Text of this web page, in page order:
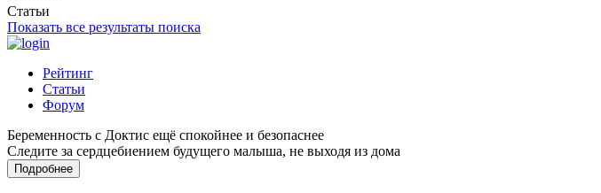
Статьи
Показать все результаты поиска
Рейтинг
Статьи
Форум
Беременность с Доктис ещё спокойнее и безопаснее
Следите за сердцебиением будущего малыша, не выходя из дома
Подробнее